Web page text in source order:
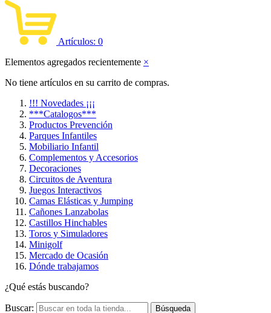
Artículos: 0
Elementos agregados recientemente ×
No tiene artículos en su carrito de compras.
!!! Novedades ¡¡¡
***Catalogos***
Productos Prevención
Parques Infantiles
Mobiliario Infantil
Complementos y Accesorios
Decoraciones
Circuitos de Aventura
Juegos Interactivos
Camas Elásticas y Jumping
Cañones Lanzabolas
Castillos Hinchables
Toros y Simuladores
Minigolf
Mercado de Ocasión
Dónde trabajamos
¿Qué estás buscando?
Buscar: Búsqueda